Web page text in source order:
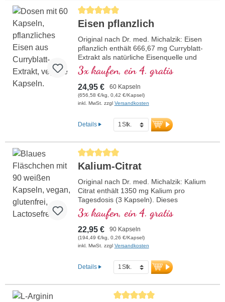
Produktionserfahrung. Magnesium-
Bisglycinat nach Dr. med. Michalzik – für
eine optimale Versorgung mit diesem
lebenswichtigen Mineral, bewährt,
zertifiziert und nachhaltig. Perfekt für
Veganer und Vegetarier geeignet.
mehr Informationen zu Magnesium
Bisglycinat Pulver
Durchschnittliche Bewertung von 5 von 5 Sternen
Eisen pflanzlich
Original nach Dr. med. Michalzik: Eisen
pflanzlich enthält 666,67 mg Curryblatt-
Extrakt als natürliche Eisenquelle und
384,62 mg Camu Camu-Extrakt als
natürliche Vitamin C-Quelle, die zur
besseren Aufnahme von Eisen beiträgt.
Dieses pflanzliche Eisenprodukt
unterstützt die normale Blutbildung und
Ermüdung bei. Hergestellt in Deutschland,
frei von Zusätzen und mit einer
mehr Informationen zu Eisen
pflanzlich
3x kaufen, ein 4. gratis
24,95 € 60 Kapseln
(656,58 €/kg, 0,42 €/Kapsel)
inkl. MwSt. zzgl Versandkosten
Details
Durchschnittliche Bewertung von 5 von 5 Sternen
Kalium-Citrat
Original nach Dr. med. Michalzik: Kalium
Citrat enthält 1350 mg Kalium pro
Tagesdosis (3 Kapseln). Dieses
hochwertige Nahrungsergänzungsmittel
ist frei von Zusatzstoffen und wird in
Deutschland hergestellt. Die Versiegelung
ist aluminiumfrei.
mehr Informationen zu Kalium Citrat
3x kaufen, ein 4. gratis
22,95 € 90 Kapseln
(194,49 €/kg, 0,26 €/Kapsel)
inkl. MwSt. zzgl Versandkosten
Details
Durchschnittliche Bewertung von 5